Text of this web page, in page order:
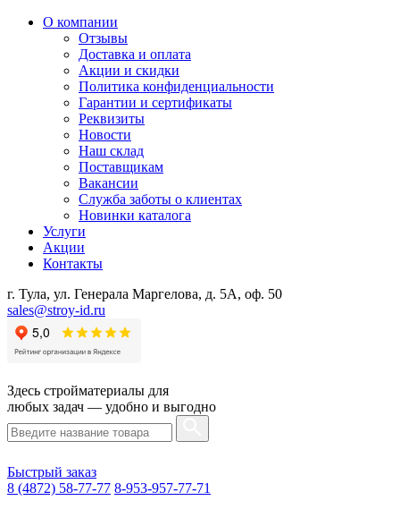
О компании
Отзывы
Доставка и оплата
Акции и скидки
Политика конфиденциальности
Гарантии и сертификаты
Реквизиты
Новости
Наш склад
Поставщикам
Вакансии
Служба заботы о клиентах
Новинки каталога
Услуги
Акции
Контакты
г. Тула, ул. Генерала Маргелова, д. 5А, оф. 50
sales@stroy-id.ru
Здесь стройматериалы для
любых задач — удобно и выгодно
Быстрый заказ
8 (4872) 58-77-77 8-953-957-77-71